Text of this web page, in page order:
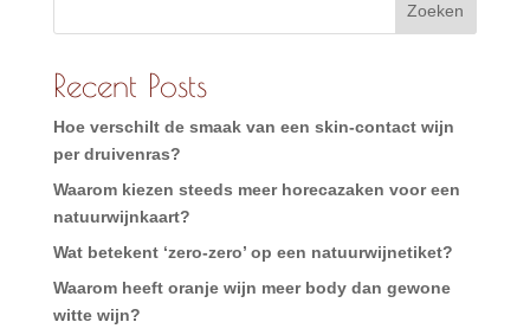
Zoeken
Recent Posts
Hoe verschilt de smaak van een skin-contact wijn
per druivenras?
Waarom kiezen steeds meer horecazaken voor een
natuurwijnkaart?
Wat betekent ‘zero-zero’ op een natuurwijnetiket?
Waarom heeft oranje wijn meer body dan gewone
witte wijn?